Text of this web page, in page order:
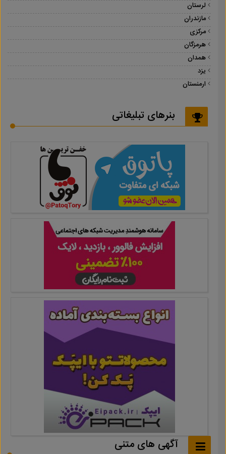
لرستان
مازندران
مرکزی
هرمزگان
همدان
یزد
ارمنستان
بنرهای تبلیغاتی
آگهی های متنی